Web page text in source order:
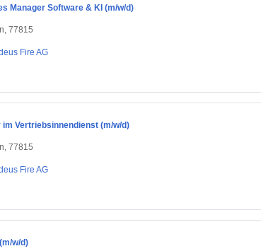
Manager Software & KI (m/w/d)
77815
Fire AG
im Vertriebsinnendienst (m/w/d)
77815
Fire AG
w/d)